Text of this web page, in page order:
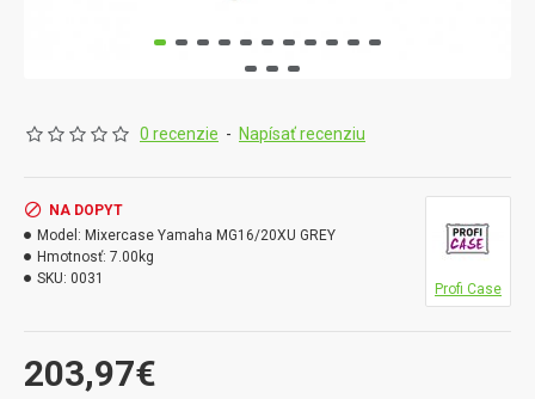
0 recenzie - Napísať recenziu
203,97€
NA DOPYT
Model: Mixercase Yamaha MG16/20XU GREY
Hmotnosť: 7.00kg
SKU: 0031
Profi Case